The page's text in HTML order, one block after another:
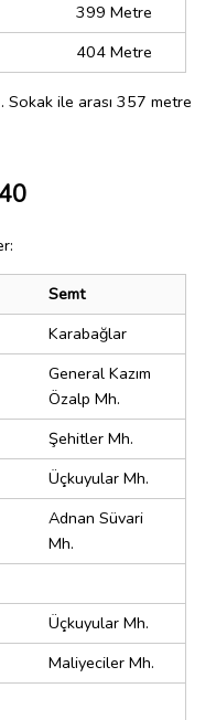
399 Metre
404 Metre
Sokak ile arası 357 metre
Semt
Karabağlar
General Kazım
Özalp Mh.
Şehitler Mh.
Üçkuyular Mh.
Adnan Süvari
Mh.
Üçkuyular Mh.
Maliyeciler Mh.